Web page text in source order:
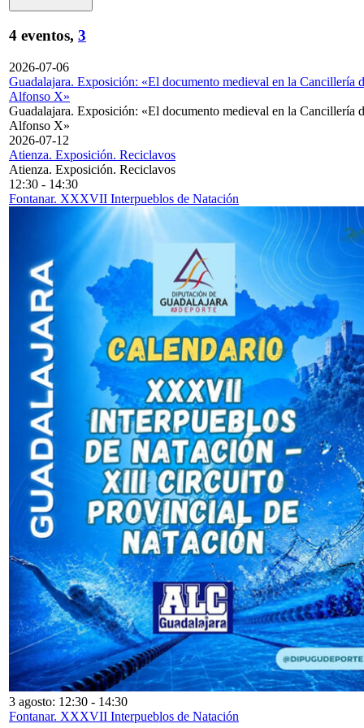
4 eventos, 3
2026-07-06
Guadalajara. Exposición: «El documento medieval en la Cancillería
Alfonso X»
Guadalajara. Exposición: «El documento medieval en la Cancillería
Alfonso X»
2026-07-12
Atienza. Exposición. Reciclavos
Atienza. Exposición. Reciclavos
12:30 - 14:30
Fontanar. XXXVII Interpueblos de Natación
3 agosto: 12:30 - 14:30
Fontanar. XXXVII Interpueblos de Natación